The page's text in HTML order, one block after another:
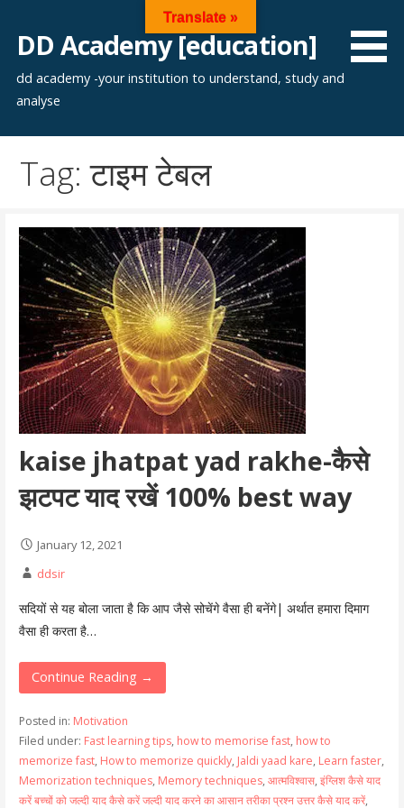
content
DD Academy [education]
dd academy -your institution to understand, study and
analyse
Tag: टाइम टेबल
kaise jhatpat yad rakhe-कैसे
झटपट याद रखें 100% best way
January 12, 2021
ddsir
सदियों से यह बोला जाता है कि आप जैसे सोचेंगे वैसा ही बनेंगे| अर्थात हमारा दिमाग
वैसा ही करता है…
Continue Reading →
Posted in: Motivation
Filed under: Fast learning tips, how to memorise fast, how to
memorize fast, How to memorize quickly, Jaldi yaad kare, Learn faster,
Memorization techniques, Memory techniques, आत्मविश्वास, इंग्लिश कैसे याद
करें बच्चों को जल्दी याद कैसे करें जल्दी याद करने का आसान तरीका प्रश्न उत्तर कैसे याद करें,
Translate »